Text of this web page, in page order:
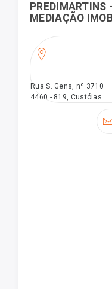
PREDIMARTINS
MEDIAÇÃO
Rua S. Gens, nº 3710
4460 - 819, Custóias